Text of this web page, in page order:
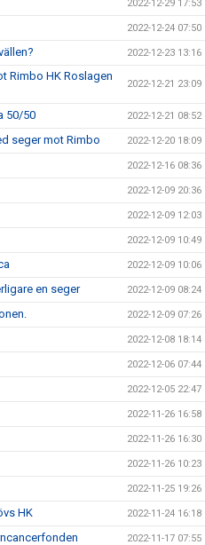
2022-12-29 17:53
2022-12-24 07:50
2022-12-23 13:16
Rimbo HK Roslagen
2022-12-21 23:09
50/50 2022-12-21 08:52
seger mot Rimbo 2022-12-20 18:09
2022-12-16 08:36
2022-12-09 20:36
2022-12-09 12:03
2022-12-09 10:49
2022-12-09 10:06
en seger 2022-12-09 08:24
2022-12-09 07:26
2022-12-08 18:14
2022-12-06 07:44
2022-12-05 22:47
2022-11-26 16:58
2022-11-26 16:30
2022-11-26 10:23
2022-11-25 19:26
HK 2022-11-24 16:18
2022-11-17 07:55